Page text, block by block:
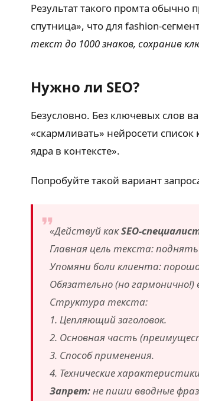
Результат такого промта
спутница», что для fashion-
текст до 1000 знаков, сохранив
Нужно ли SEO?
Безусловно. Без ключевых слов
«скармливать» нейросети
ядра в контексте».
Попробуйте такой вариант
«Действуй какSEO-
Главная цель текста:
Упомяни боли клиента:
Обязательно (но
Структура текста:
1. Цепляющий заголовок.
2. Основная часть
3. Способ применения.
4. Технические
Запрет:не пиши вводные